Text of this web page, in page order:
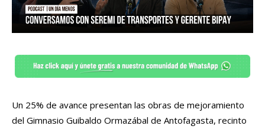
Un 25% de avance presentan las obras de mejoramiento
del Gimnasio Guibaldo Ormazábal de Antofagasta, recinto